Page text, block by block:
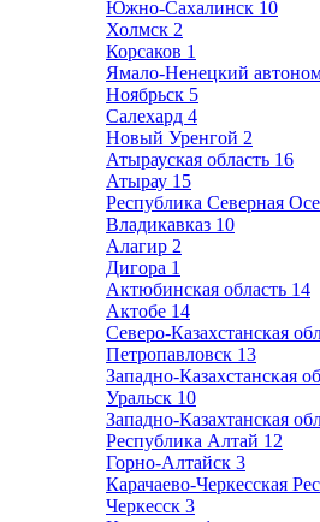
Южно-Сахалинск 10
Холмск 2
Корсаков 1
Ямало-Ненецкий
Ноябрьск 5
Салехард 4
Новый Уренгой 2
Атырауская область 16
Атырау 15
Республика Северная
Владикавказ 10
Алагир 2
Дигора 1
Актюбинская область 14
Актобе 14
Северо-Казахстанская
Петропавловск 13
Западно-Казахстанская
Уральск 10
Западно-Казахтанская
Республика Алтай 12
Горно-Алтайск 3
Карачаево-Черкесская
Черкесск 3